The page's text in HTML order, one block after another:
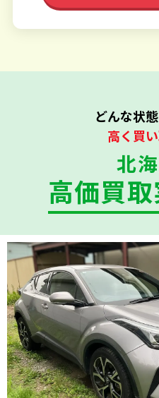
どんな状
高く買
北
高価買